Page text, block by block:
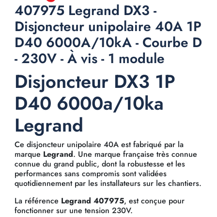
407975 Legrand DX3 -
Disjoncteur unipolaire 40A 1P
D40 6000A/10kA - Courbe D
- 230V - À vis - 1 module
Disjoncteur DX3 1P
D40 6000a/10ka
Legrand
Ce disjoncteur unipolaire 40A est fabriqué par la
marque Legrand. Une marque française très connue
connue du grand public, dont la robustesse et les
performances sans compromis sont validées
quotidiennement par les installateurs sur les chantiers.
La référence Legrand 407975, est conçue pour
fonctionner sur une tension 230V.